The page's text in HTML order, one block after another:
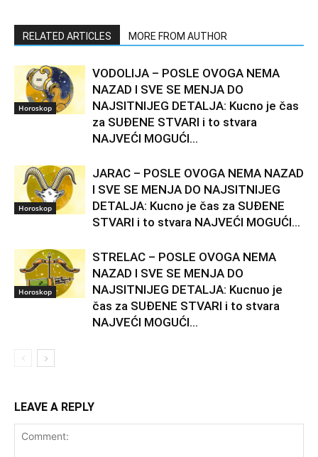
RELATED ARTICLES MORE FROM AUTHOR
Horoskop
VODOLIJA – POSLE OVOGA NEMA
NAZAD I SVE SE MENJA DO
NAJSITNIJEG DETALJA: Kucno je čas
za SUĐENE STVARI i to stvara
NAJVEĆI MOGUĆI...
Horoskop
JARAC – POSLE OVOGA NEMA NAZAD
I SVE SE MENJA DO NAJSITNIJEG
DETALJA: Kucno je čas za SUĐENE
STVARI i to stvara NAJVEĆI MOGUĆI...
Horoskop
STRELAC – POSLE OVOGA NEMA
NAZAD I SVE SE MENJA DO
NAJSITNIJEG DETALJA: Kucnuo je
čas za SUĐENE STVARI i to stvara
NAJVEĆI MOGUĆI...
LEAVE A REPLY